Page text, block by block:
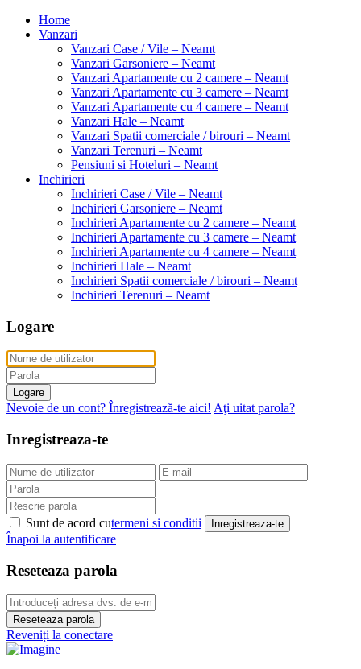
Home
Vanzari
Vanzari Case / Vile – Neamt
Vanzari Garsoniere – Neamt
Vanzari Apartamente cu 2 camere – Neamt
Vanzari Apartamente cu 3 camere – Neamt
Vanzari Apartamente cu 4 camere – Neamt
Vanzari Hale – Neamt
Vanzari Spatii comerciale / birouri – Neamt
Vanzari Terenuri – Neamt
Pensiuni si Hoteluri – Neamt
Inchirieri
Inchirieri Case / Vile – Neamt
Inchirieri Garsoniere – Neamt
Inchirieri Apartamente cu 2 camere – Neamt
Inchirieri Apartamente cu 3 camere – Neamt
Inchirieri Apartamente cu 4 camere – Neamt
Inchirieri Hale – Neamt
Inchirieri Spatii comerciale / birouri – Neamt
Inchirieri Terenuri – Neamt
Logare
Logare
Nevoie de un cont? Înregistrează-te aici! Aţi uitat parola?
Inregistreaza-te
Sunt de acord cutermeni si conditii Inregistreaza-te
Înapoi la autentificare
Reseteaza parola
Reseteaza parola
Reveniți la conectare